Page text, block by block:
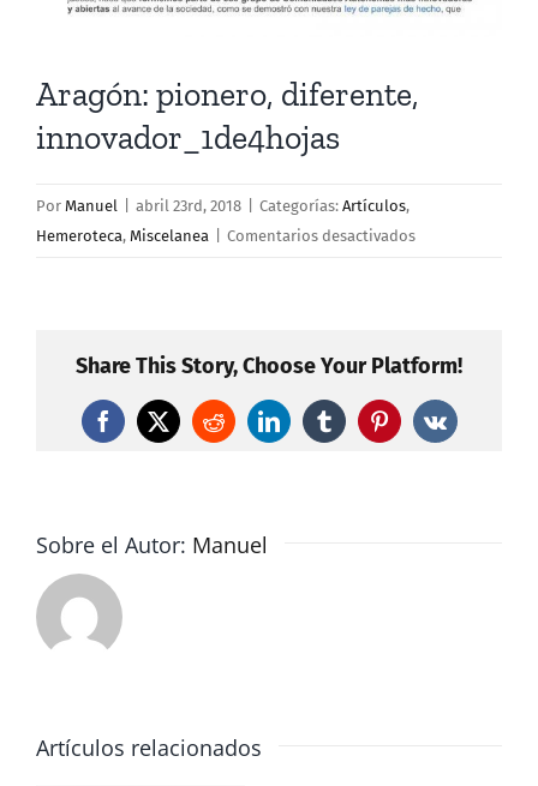
Aragón: pionero, diferente,
innovador_1de4hojas
Por Manuel abril 23rd, 2018 Categorías: Artículos,
Hemeroteca, Miscelanea Comentarios desactivadosen
Share This Story, Choose Your Platform!
Facebook
X RedditLinkedInTumblrPinterest
Vk
Sobre el Autor: Manuel
Artículos relacionados